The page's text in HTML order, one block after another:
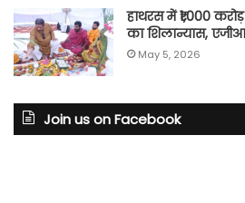
हाथरस में ₹1,000
का शिलान्यास,
May 5, 2026
Join us on Facebook